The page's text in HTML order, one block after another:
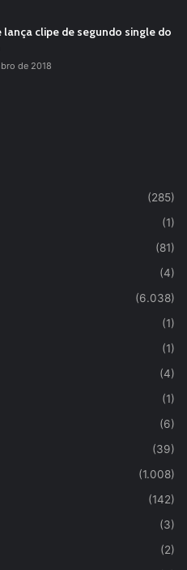
lança clipe de segundo single do
de 2018
(285)
(1)
(81)
(4)
(6.038)
(1)
(1)
(4)
(1)
(6)
(39)
(1.008)
(142)
(3)
(2)